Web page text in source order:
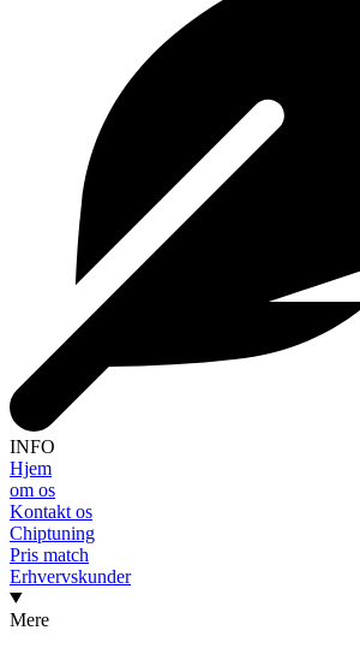
INFO
Hjem
om os
Kontakt os
Chiptuning
Pris match
Erhvervskunder
Mere